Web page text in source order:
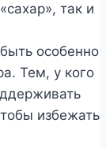
так и
особенно
Тем, у кого
избежать